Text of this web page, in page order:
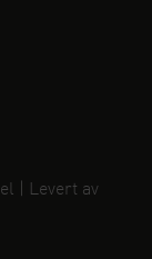
| Levert av